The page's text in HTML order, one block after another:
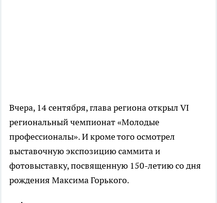
Вчера, 14 сентября, глава региона открыл VI
региональный чемпионат «Молодые
профессионалы». И кроме того осмотрел
выставочную экспозицию саммита и
фотовыставку, посвященную 150-летию со дня
рождения Максима Горького.